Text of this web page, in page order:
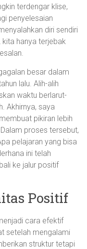
terdengar klise,
penyelesaian
diri sendiri
kita hanya terjebak
besar dalam
lalu. Alih-alih
waktu berlarut-
Akhirnya, saya
pikiran lebih
proses tersebut,
pelajaran yang bisa
ini telah
ke jalur positif
Positif
cara efektif
setelah mengalami
struktur tetapi